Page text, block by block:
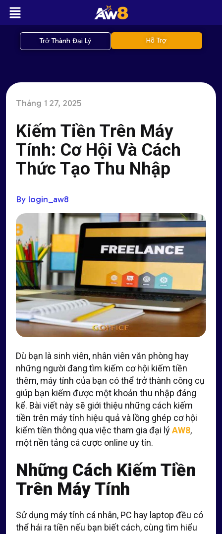
Trở Thành Đại Lý Hỗ Trợ
Tháng 1 27, 2025
Kiếm Tiền Trên Máy
Tính: Cơ Hội Và Cách
Thức Tạo Thu Nhập
By login_aw8
Dù bạn là sinh viên, nhân viên văn phòng hay
những người đang tìm kiếm cơ hội kiếm tiền
thêm, máy tính của bạn có thể trở thành công cụ
giúp bạn kiếm được một khoản thu nhập đáng
kể. Bài viết này sẽ giới thiệu những cách kiếm
tiền trên máy tính hiệu quả và lồng ghép cơ hội
kiếm tiền thông qua việc tham gia đại lýAW8,
một nền tảng cá cược online uy tín.
Những Cách Kiếm Tiền
Trên Máy Tính
Sử dụng máy tính cá nhân, PC hay laptop đều có
thể hái ra tiền nếu bạn biết cách, cùng tìm hiểu